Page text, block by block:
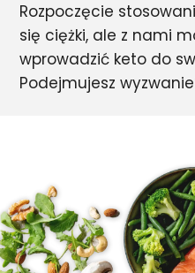
Rozpoczęcie
się ciężki, ale z nami
wprowadzić keto do
Podejmujesz